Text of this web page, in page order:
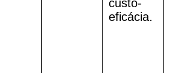
custo-
eficácia.